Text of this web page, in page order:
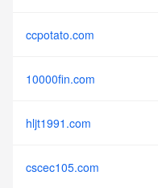
ccpotato.com
10000fin.com
hljt1991.com
cscec105.com